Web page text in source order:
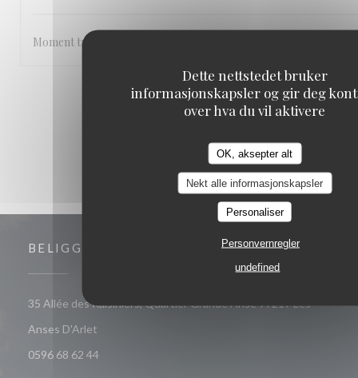
Dette nettstedet bruker
informasjonskapsler og gir deg
over hva du vil aktivere
OK, aksepter alt
Nekt alle informasjonskapsler
Personaliser
Personvernregler
undefined
Moment très agréable les pieds dans l’eau , abrité du soleil et
1 2 3
BELIGGENHET
35 Allée des Raisiniers, Quartier Grande Anse 97217 Les
Anses D'Arlet
0596 68 62 44